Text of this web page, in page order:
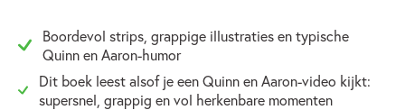
Boordevol strips, grappige illustraties en typische
Quinn en Aaron-humor
Dit boek leest alsof je een Quinn en Aaron-video kijkt:
supersnel, grappig en vol herkenbare momenten